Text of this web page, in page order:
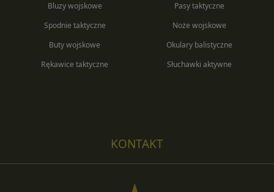
Bluzy wojskowe
Pasy taktyczne
Spodnie taktyczne
Buty wojskowe
Rękawice taktyczne
Noże wojskowe
Okulary balistyczne
Słuchawki aktywne
KONTAKT